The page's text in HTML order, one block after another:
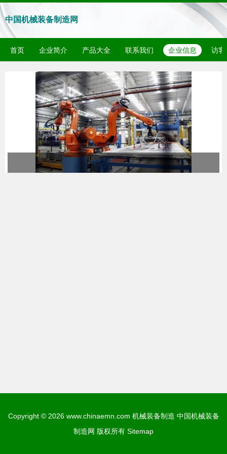
中国机械装备制造网
首页 企业简介 产品大全 联系我们 企业信息 访客
Copyright © 2026 www.chinaemn.com 机械装备制造 中国机械装备
制造网 版权所有 Sitemap